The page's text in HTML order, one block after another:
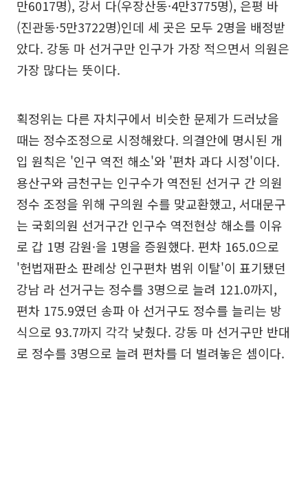
만6017명), 강서 다(우장산동·4만3775명), 은평 바
(진관동·5만3722명)인데 세 곳은 모두 2명을 배정받
았다. 강동 마 선거구만 인구가 가장 적으면서 의원은
가장 많다는 뜻이다.
획정위는 다른 자치구에서 비슷한 문제가 드러났을
때는 정수조정으로 시정해왔다. 의결안에 명시된 개
입 원칙은 '인구 역전 해소'와 '편차 과다 시정'이다.
용산구와 금천구는 인구수가 역전된 선거구 간 의원
정수 조정을 위해 구의원 수를 맞교환했고, 서대문구
는 국회의원 선거구간 인구수 역전현상 해소를 이유
로 갑 1명 감원·을 1명을 증원했다. 편차 165.0으로
'헌법재판소 판례상 인구편차 범위 이탈'이 표기됐던
강남 라 선거구는 정수를 3명으로 늘려 121.0까지,
편차 175.9였던 송파 아 선거구도 정수를 늘리는 방
식으로 93.7까지 각각 낮췄다. 강동 마 선거구만 반대
로 정수를 3명으로 늘려 편차를 더 벌려놓은 셈이다.